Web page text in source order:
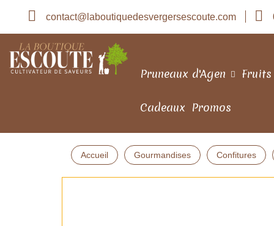
contact@laboutiquedesvergersescoute.com
Pruneaux d'Agen
Cadeaux Promos
Accueil Gourmandises Confitures